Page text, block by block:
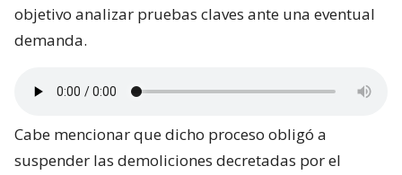
objetivo analizar pruebas claves ante una eventual
demanda.
Cabe mencionar que dicho proceso obligó a
suspender las demoliciones decretadas por el